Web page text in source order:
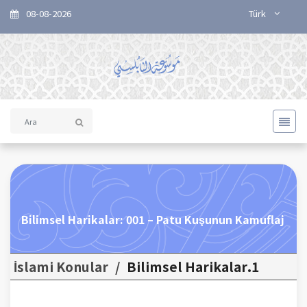
08-08-2026 Türk
Bilimsel Harikalar: 001 – Patu Kuşunun Kamuflaj
İslami Konular / 1.Bilimsel Harikalar